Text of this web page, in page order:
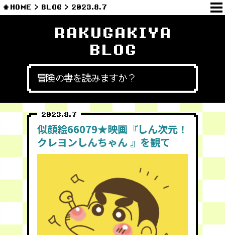
HOME BLOG 2023.8.7
RAKUGAKIYA
BLOG
冒険の書を読みますか？
2023.8.7
似顔絵66079★映画『しん次元！
クレヨンしんちゃん 』を観て